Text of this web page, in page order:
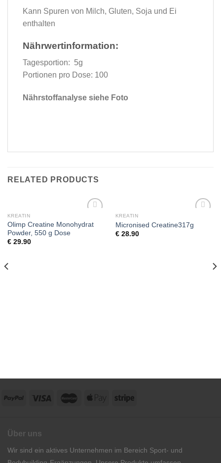
Kann Spuren von Milch, Gluten, Soja und Ei
enthalten
Nährwertinformation:
Tagesportion: 5g
Portionen pro Dose: 100
Nährstoffanalyse siehe Foto
RELATED PRODUCTS
wishlist
KREATIN
Olimp Creatine Monohydrat
Powder, 550 g Dose
€29.90
wishlist
KREATIN
Micronised Creatine317g
€28.90
Über uns
Wir sind ein aktives Unternehmen im Bereich Sport- und